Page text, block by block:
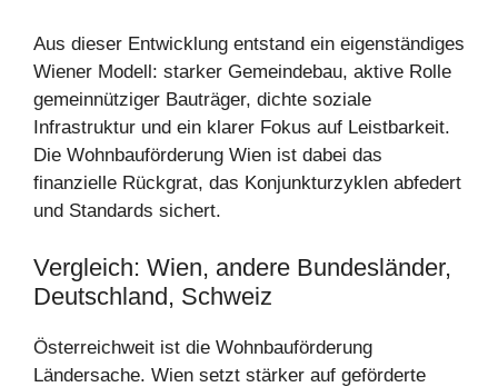
Aus dieser Entwicklung entstand ein eigenständiges
Wiener Modell: starker Gemeindebau, aktive Rolle
gemeinnütziger Bauträger, dichte soziale
Infrastruktur und ein klarer Fokus auf Leistbarkeit.
Die Wohnbauförderung Wien ist dabei das
finanzielle Rückgrat, das Konjunkturzyklen abfedert
und Standards sichert.
Vergleich: Wien, andere Bundesländer,
Deutschland, Schweiz
Österreichweit ist die Wohnbauförderung
Ländersache. Wien setzt stärker auf geförderte